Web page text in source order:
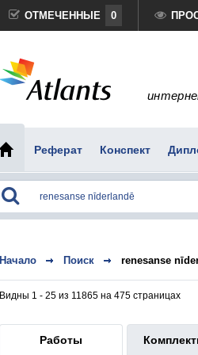
ОТМЕЧЕННЫЕ 0
Реферат Конспект
Начало Поиск renesanse
Видны 1 - 25 из 11865 на 475 страницах
Работы